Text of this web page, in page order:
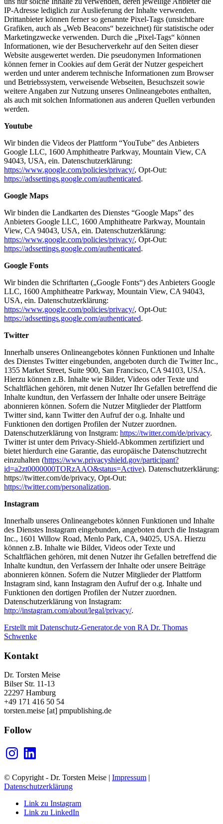
IP-Adresse lediglich zur Auslieferung der Inhalte verwenden.
Drittanbieter können ferner so genannte Pixel-Tags (unsichtbare
Grafiken, auch als „Web Beacons“ bezeichnet) für statistische oder
Marketingzwecke verwenden. Durch die „Pixel-Tags“ können
Informationen, wie der Besucherverkehr auf den Seiten dieser
Website ausgewertet werden. Die pseudonymen Informationen
können ferner in Cookies auf dem Gerät der Nutzer gespeichert
werden und unter anderem technische Informationen zum Browser
und Betriebssystem, verweisende Webseiten, Besuchszeit sowie
weitere Angaben zur Nutzung unseres Onlineangebotes enthalten,
als auch mit solchen Informationen aus anderen Quellen verbunden
werden.
Youtube
Wir binden die Videos der Plattform “YouTube” des Anbieters
Google LLC, 1600 Amphitheatre Parkway, Mountain View, CA
94043, USA, ein. Datenschutzerklärung:
https://www.google.com/policies/privacy/, Opt-Out:
https://adssettings.google.com/authenticated.
Google Maps
Wir binden die Landkarten des Dienstes “Google Maps” des
Anbieters Google LLC, 1600 Amphitheatre Parkway, Mountain
View, CA 94043, USA, ein. Datenschutzerklärung:
https://www.google.com/policies/privacy/, Opt-Out:
https://adssettings.google.com/authenticated.
Google Fonts
Wir binden die Schriftarten („Google Fonts“) des Anbieters Google
LLC, 1600 Amphitheatre Parkway, Mountain View, CA 94043,
USA, ein. Datenschutzerklärung:
https://www.google.com/policies/privacy/, Opt-Out:
https://adssettings.google.com/authenticated.
Twitter
Innerhalb unseres Onlineangebotes können Funktionen und Inhalte
des Dienstes Twitter eingebunden, angeboten durch die Twitter Inc.,
1355 Market Street, Suite 900, San Francisco, CA 94103, USA.
Hierzu können z.B. Inhalte wie Bilder, Videos oder Texte und
Schaltflächen gehören, mit denen Nutzer Ihr Gefallen betreffend die
Inhalte kundtun, den Verfassern der Inhalte oder unsere Beiträge
abonnieren können. Sofern die Nutzer Mitglieder der Plattform
Twitter sind, kann Twitter den Aufruf der o.g. Inhalte und
Funktionen den dortigen Profilen der Nutzer zuordnen.
Datenschutzerklärung von Instgram: https://twitter.com/de/privacy.
Twitter ist unter dem Privacy-Shield-Abkommen zertifiziert und
bietet hierdurch eine Garantie, das europäische Datenschutzrecht
einzuhalten (https://www.privacyshield.gov/participant?
id=a2zt0000000TORzAAO&status=Active). Datenschutzerklärung:
https://twitter.com/de/privacy, Opt-Out:
https://twitter.com/personalization.
Instagram
Innerhalb unseres Onlineangebotes können Funktionen und Inhalte
des Dienstes Instagram eingebunden, angeboten durch die Instagram
Inc., 1601 Willow Road, Menlo Park, CA, 94025, USA. Hierzu
können z.B. Inhalte wie Bilder, Videos oder Texte und
Schaltflächen gehören, mit denen Nutzer ihr Gefallen betreffend die
Inhalte kundtun, den Verfassern der Inhalte oder unsere Beiträge
abonnieren können. Sofern die Nutzer Mitglieder der Plattform
Instagram sind, kann Instagram den Aufruf der o.g. Inhalte und
Funktionen den dortigen Profilen der Nutzer zuordnen.
Datenschutzerklärung von Instagram:
http://instagram.com/about/legal/privacy/.
Erstellt mit Datenschutz-Generator.de von RA Dr. Thomas
Schwenke
Kontakt
Dr. Torsten Meise
Bilser Str. 11-13
22297 Hamburg
+49 171 416 50 54
torsten.meise [at] pmpublishing.de
Follow
InstagramLinkedIn
© Copyright - Dr. Torsten Meise | Impressum |
Datenschutzerklärung
Link zu Instagram
Link zu LinkedIn